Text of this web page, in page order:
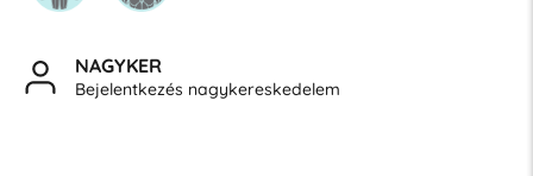
NAGYKER
Bejelentkezés nagykereskedelem